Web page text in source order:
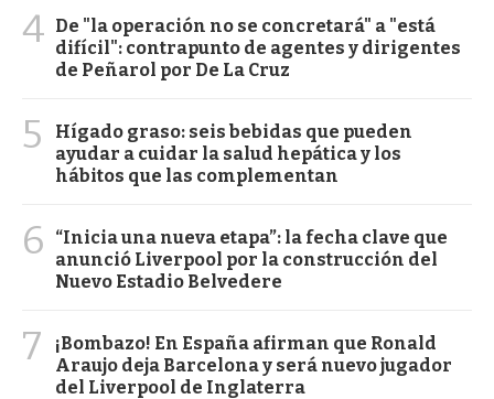
4 De "la operación no se concretará" a "está
difícil": contrapunto de agentes y dirigentes
de Peñarol por De La Cruz
5
Hígado graso: seis bebidas que pueden
ayudar a cuidar la salud hepática y los
hábitos que las complementan
6
“Inicia una nueva etapa”: la fecha clave que
anunció Liverpool por la construcción del
Nuevo Estadio Belvedere
7
¡Bombazo! En España afirman que Ronald
Araujo deja Barcelona y será nuevo jugador
del Liverpool de Inglaterra